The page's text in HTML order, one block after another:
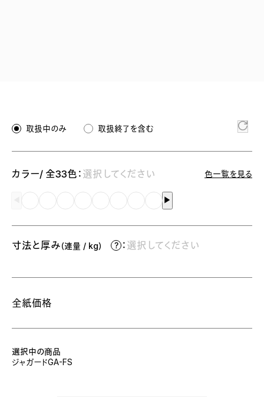
取扱中のみ 取扱終了を含む
カラー/ 全33色： 選択してください 色一覧を見る
▶︎
寸法と厚み（連量 / kg） ： 選択してください
全紙価格
選択中の商品
ジャガードGA-FS